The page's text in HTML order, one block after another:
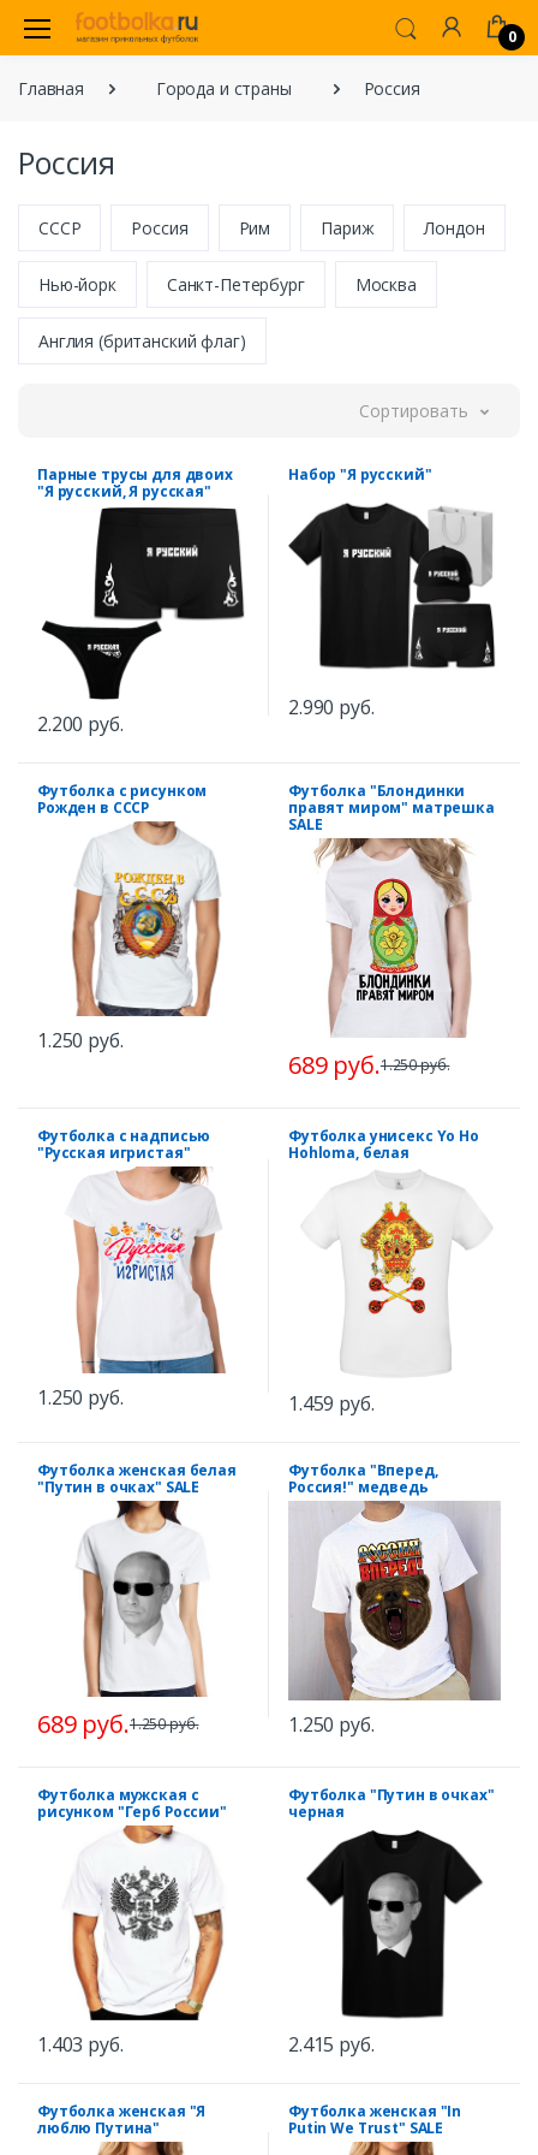
0
Главная Города и страны Россия
Россия
СССР Россия Рим Париж Лондон
Нью-йорк Санкт-Петербург Москва
Англия (британский флаг)
Сортировать
Парные трусы для двоих
"Я русский, Я русская"
2.200 руб.
Набор "Я русский"
2.990 руб.
Футболка с рисунком
Рожден в СССР
1.250 руб.
Футболка "Блондинки
правят миром" матрешка
SALE
689 руб.1.250 руб.
Футболка с надписью
"Русская игристая"
1.250 руб.
Футболка унисекс Yo Ho
Hohloma, белая
1.459 руб.
Футболка женская белая
"Путин в очках" SALE
689 руб.1.250 руб.
Футболка "Вперед,
Россия!" медведь
1.250 руб.
Футболка мужская с
рисунком "Герб России"
1.403 руб.
Футболка "Путин в очках"
черная
2.415 руб.
Футболка женская "Я
люблю Путина"
Футболка женская "In
Putin We Trust" SALE